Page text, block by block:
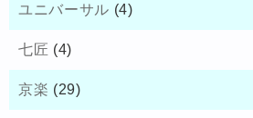
ユニバーサル (4)
七匠 (4)
京楽 (29)